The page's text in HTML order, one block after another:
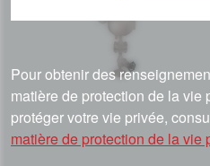
Pour obtenir des
matière de protection de la vie
protéger votre vie privée,
matière de protection de la vie